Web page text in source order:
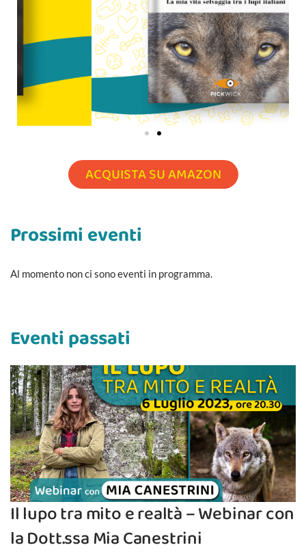
ACQUISTA SU AMAZON
Prossimi eventi
Al momento non ci sono eventi in programma.
Eventi passati
Il lupo tra mito e realtà – Webinar con
la Dott.ssa Mia Canestrini